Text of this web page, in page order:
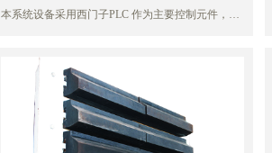
本系统设备采用西门子PLC 作为主要控制元件，为
使得润滑状态一目了然；现场给油分配直接受可编
程控制器的控制，每点给油次数、给油循环时间均
能调整，流量传感器实时检测每个润滑点的运行状
态，如有故障及时报警，且能准确判断出故障点所
在，便于操作人员的维护与维修。操作员可根据设
备各点的润滑要求，通过触摸屏基于数字孪生远程